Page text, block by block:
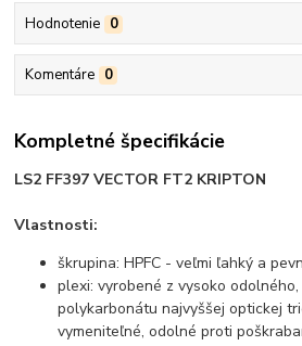
Hodnotenie 0
Komentáre 0
Kompletné špecifikácie
LS2 FF397 VECTOR FT2 KRIPTON
Vlastnosti:
škrupina: HPFC - veľmi ľahký a
plexi: vyrobené z vysoko
polykarbonátu najvyššej optickej
vymeniteľné, odolné proti